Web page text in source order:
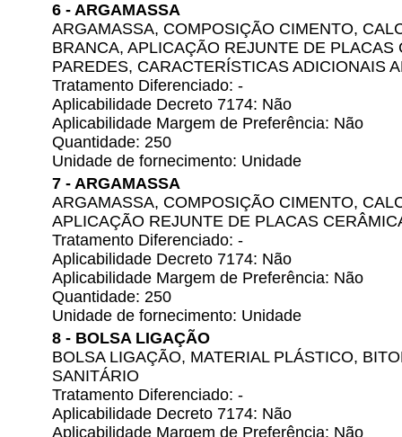
6 - ARGAMASSA
ARGAMASSA, COMPOSIÇÃO CIMENTO,
BRANCA, APLICAÇÃO REJUNTE DE
PAREDES, CARACTERÍSTICAS ADICIONAIS
Tratamento Diferenciado: -
Aplicabilidade Decreto 7174: Não
Aplicabilidade Margem de Preferência: Não
Quantidade: 250
Unidade de fornecimento: Unidade
7 - ARGAMASSA
ARGAMASSA, COMPOSIÇÃO CIMENTO,
APLICAÇÃO REJUNTE DE PLACAS
Tratamento Diferenciado: -
Aplicabilidade Decreto 7174: Não
Aplicabilidade Margem de Preferência: Não
Quantidade: 250
Unidade de fornecimento: Unidade
8 - BOLSA LIGAÇÃO
BOLSA LIGAÇÃO, MATERIAL PLÁSTICO,
SANITÁRIO
Tratamento Diferenciado: -
Aplicabilidade Decreto 7174: Não
Aplicabilidade Margem de Preferência: Não